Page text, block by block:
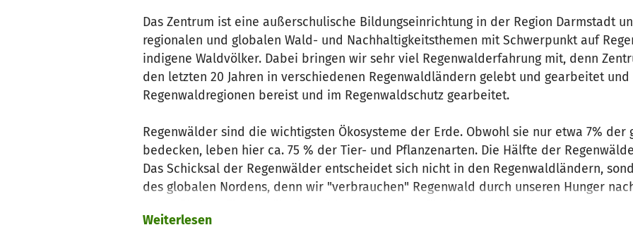
Das Zentrum ist eine außerschulische Bildungseinrichtung in der Region Darmstadt
regionalen und globalen Wald- und Nachhaltigkeitsthemen mit Schwerpunkt auf
indigene Waldvölker. Dabei bringen wir sehr viel Regenwalderfahrung mit, denn
den letzten 20 Jahren in verschiedenen Regenwaldländern gelebt und gearbeitet
Regenwaldregionen bereist und im Regenwaldschutz gearbeitet.
Regenwälder sind die wichtigsten Ökosysteme der Erde. Obwohl sie nur etwa 7% der
bedecken, leben hier ca. 75 % der Tier- und Pflanzenarten. Die Hälfte der
Das Schicksal der Regenwälder entscheidet sich nicht in den Regenwaldländern,
des globalen Nordens, denn wir "verbrauchen" Regenwald durch unseren Hunger
Mit unserer Arbeit im Regenwaldzentrum
Weiterlesen